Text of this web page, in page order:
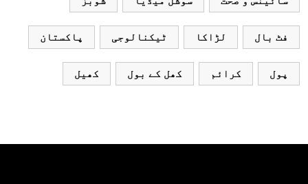
فٹ بال لڑاکا ٹیکنالوجی پاکستان
پول کرائم کھل کے بول کھیل